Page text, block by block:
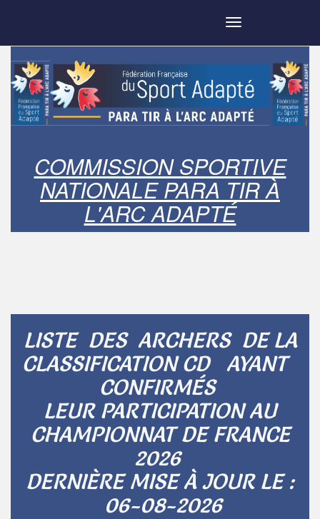
COMMISSION SPORTIVE
NATIONALE PARA TIR À
L'ARC ADAPTÉ
Toggle navigation
LISTE DES ARCHERS DE LA
CLASSIFICATION CD AYANT
CONFIRMÉS
LEUR PARTICIPATION AU
CHAMPIONNAT DE FRANCE
2026
DERNIÈRE MISE À JOUR LE :
06-08-2026